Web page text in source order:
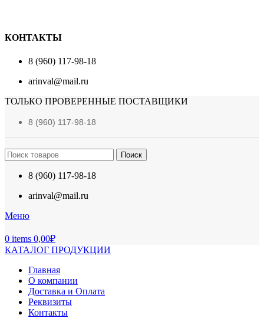
КОНТАКТЫ
8 (960) 117-98-18
arinval@mail.ru
ТОЛЬКО ПРОВЕРЕННЫЕ ПОСТАВЩИКИ
8 (960) 117-98-18
Поиск
8 (960) 117-98-18
arinval@mail.ru
Меню
0 items 0,00₽
КАТАЛОГ ПРОДУКЦИИ
Главная
О компании
Доставка и Оплата
Реквизиты
Контакты